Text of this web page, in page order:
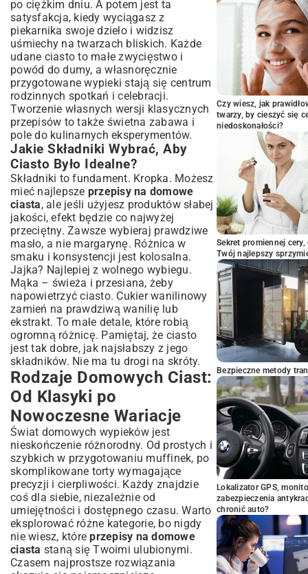
Przygoda z Domowymi Ciastami
po ciężkim dniu. A potem jest ta
satysfakcja, kiedy wyciągasz z
piekarnika swoje dzieło i widzisz
uśmiechy na twarzach bliskich. Każde
udane ciasto to małe zwycięstwo i
powód do dumy, a własnoręcznie
przygotowane wypieki stają się centrum
rodzinnych spotkań i celebracji.
Tworzenie własnych wersji klasycznych
przepisów to także świetna zabawa i
pole do kulinarnych eksperymentów.
Jakie Składniki Wybrać, Aby
Ciasto Było Idealne?
Składniki to fundament. Kropka. Możesz
mieć najlepsze przepisy na domowe
ciasta, ale jeśli użyjesz produktów słabej
jakości, efekt będzie co najwyżej
przeciętny. Zawsze wybieraj prawdziwe
masło, a nie margarynę. Różnica w
smaku i konsystencji jest kolosalna.
Jajka? Najlepiej z wolnego wybiegu.
Mąka – świeża i przesiana, żeby
napowietrzyć ciasto. Cukier wanilinowy
zamień na prawdziwą wanilię lub
ekstrakt. To małe detale, które robią
ogromną różnicę. Pamiętaj, że ciasto
jest tak dobre, jak najsłabszy z jego
składników. Nie ma tu drogi na skróty.
Rodzaje Domowych Ciast:
Od Klasyki po
Nowoczesne Wariacje
Świat domowych wypieków jest
nieskończenie różnorodny. Od prostych i
szybkich w przygotowaniu muffinek, po
skomplikowane torty wymagające
precyzji i cierpliwości. Każdy znajdzie
coś dla siebie, niezależnie od
umiejętności i dostępnego czasu. Warto
eksplorować różne kategorie, bo nigdy
nie wiesz, któreprzepisy na domowe
ciasta staną się Twoimi ulubionymi.
Czasem najprostsze rozwiązania
Czy wiesz, jak
twarzy, by cieszyć się
niedoskonałości?
Sekret promiennej
Twój najlepszy
Bezpieczne metody
Lokalizator GPS,
zabezpieczenia
chronić auto?